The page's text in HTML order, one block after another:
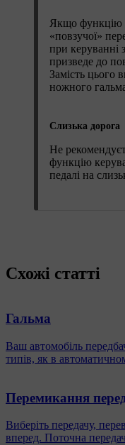
Якщо функцію
«повзучої»
при керуванні
призведе до
Замість цього
ножного
Слизька дорога
Не
функцію
педалі на
Схожі статті
Гальма
Ваш автомобіль
типів, як в
Перемикання
Виберіть передачу,
вперед. Поточна